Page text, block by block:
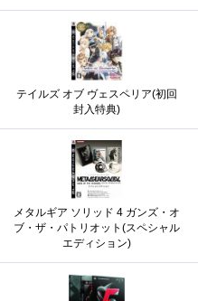
テイルズ オブ ヴェスペリア(初回
封入特典)
メタルギア ソリッド 4 ガンズ・オ
ブ・ザ・パトリオット(スペシャル
エディション)